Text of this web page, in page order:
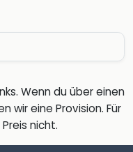
Wenn du über einen
wir eine Provision. Für
nicht.